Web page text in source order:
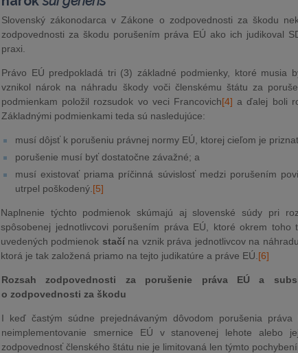
Slovenský zákonodarca v Zákone o zodpovednosti za škodu
zodpovednosti za škodu porušením práva EÚ ako ich judikoval
praxi.
Právo EÚ predpokladá tri (3) základné podmienky, ktoré musia
vznikol nárok na náhradu škody voči členskému štátu za
podmienkam položil rozsudok vo veci Francovich[4] a ďalej boli
Základnými podmienkami teda sú nasledujúce:
musí dôjsť k porušeniu právnej normy EÚ, ktorej cieľom je
porušenie musí byť dostatočne závažné; a
musí existovať priama príčinná súvislosť medzi porušením
utrpel poškodený. [5]
Naplnenie týchto podmienok skúmajú aj slovenské súdy pri
spôsobenej jednotlivcovi porušením práva EÚ, ktoré okrem toho
uvedených podmienok stačína vznik práva jednotlivcov na
ktorá je tak založená priamo na tejto judikatúre a práve EÚ. [6]
Rozsah zodpovednosti za porušenie práva EÚ a
o zodpovednosti za škodu
I keď častým súdne prejednávaným dôvodom porušenia
neimplementovanie smernice EÚ v stanovenej lehote alebo
zodpovednosť členského štátu nie je limitovaná len týmto